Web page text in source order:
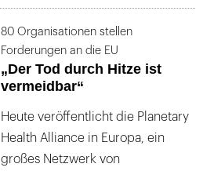
80 Organisationen stellen
Forderungen an die EU
„Der Tod durch Hitze ist
vermeidbar“
Heute veröffentlicht die Planetary
Health Alliance in Europa, ein
großes Netzwerk von